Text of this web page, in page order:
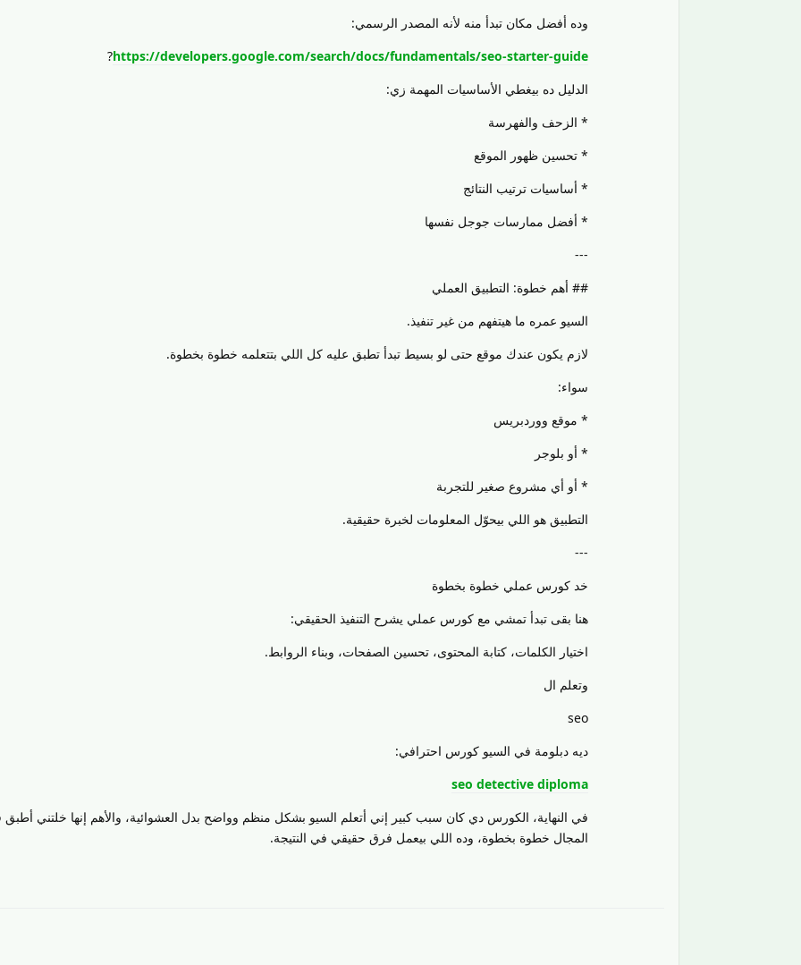
وده أفضل مكان تبدأ منه لأنه المصدر الرسمي:
https://developers.google.com/search/docs/fundamentals/seo-starter-guide
?
الدليل ده بيغطي الأساسيات المهمة زي:
* الزحف والفهرسة
* تحسين ظهور الموقع
* أساسيات ترتيب النتائج
* أفضل ممارسات جوجل نفسها
---
## أهم خطوة: التطبيق العملي
السيو عمره ما هيتفهم من غير تنفيذ.
لازم يكون عندك موقع حتى لو بسيط تبدأ تطبق عليه كل اللي بتتعلمه خطوة بخطوة.
سواء:
* موقع ووردبريس
* أو بلوجر
* أو أي مشروع صغير للتجربة
التطبيق هو اللي بيحوّل المعلومات لخبرة حقيقية.
---
خد كورس عملي خطوة بخطوة
هنا بقى تبدأ تمشي مع كورس عملي يشرح التنفيذ الحقيقي:
اختيار الكلمات، كتابة المحتوى، تحسين الصفحات، وبناء الروابط.
وتعلم ال
seo
ديه دبلومة في السيو كورس احترافي:
seo detective diploma
في النهاية، الكورس دي كان سبب كبير إني أتعلم السيو بشكل منظم وواضح بدل العشوائية، والأهم إنها خلتني أطبق
المجال خطوة بخطوة، وده اللي بيعمل فرق حقيقي في النتيجة.